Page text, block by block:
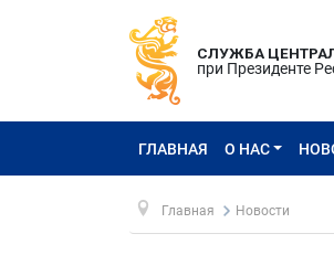
СЛУЖБА
при Президенте
ГЛАВНАЯ О НАС
Главная Новости